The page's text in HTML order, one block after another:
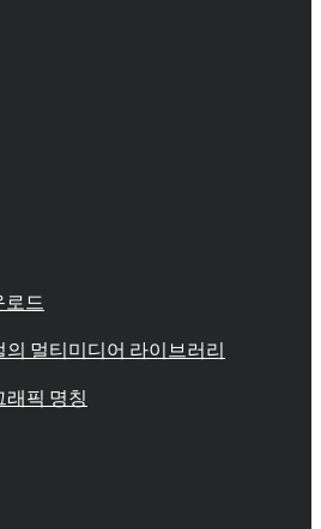
로드
의 멀티미디어 라이브러리
래픽 명칭